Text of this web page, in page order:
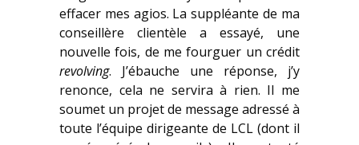
effacer mes agios. La suppléante de ma
conseillère clientèle a essayé, une
nouvelle fois, de me fourguer un crédit
revolving. J’ébauche une réponse, j’y
renonce, cela ne servira à rien. Il me
soumet un projet de message adressé à
toute l’équipe dirigeante de LCL (dont il